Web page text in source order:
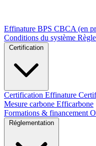
Effinature BPS CBCA (en
Conditions du système
Certification
Certification Effinature
Mesure carbone Efficarbone
Formations & financement
Réglementation